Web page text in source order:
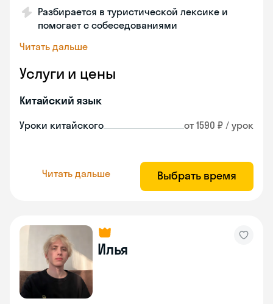
Разбирается в туристической лексике и
помогает с собеседованиями
Читать дальше
Услуги и цены
Китайский язык
Уроки китайского от 1590 ₽ / урок
Читать дальше Выбрать время
Илья